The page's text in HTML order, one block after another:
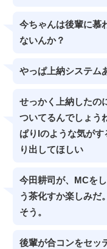
今ちゃんは後輩に慕
ないんか？
やっぱ上納システム
せっかく上納したの
ついてるんでしょう
ぱりIのような気が
り出してほしい
今田耕司が、MCを
う茶化すか楽しみだ
そう。
後輩が合コンをセ